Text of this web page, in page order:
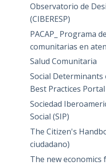
Observatorio de
(CIBERESP)
PACAP_ Programa
comunitarias en
Salud Comunitaria
Social
Best Practices Portal
Sociedad
Social (SIP)
The Citizen's
ciudadano)
The new